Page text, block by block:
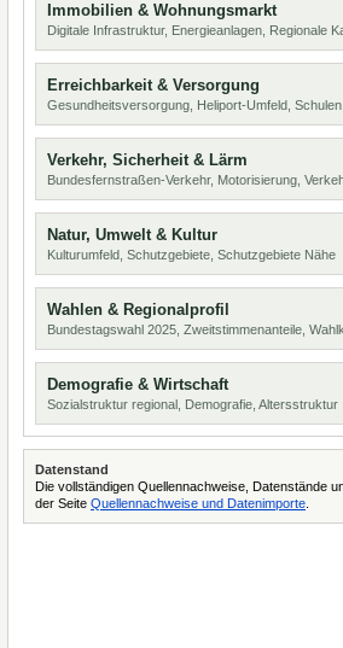
Immobilien & Wohnungsmarkt
Digitale Infrastruktur, Energieanlagen, Regionale
Erreichbarkeit & Versorgung
Gesundheitsversorgung, Heliport-Umfeld, Schulen
Verkehr, Sicherheit & Lärm
Bundesfernstraßen-Verkehr, Motorisierung,
Natur, Umwelt & Kultur
Kulturumfeld, Schutzgebiete, Schutzgebiete Nähe
Wahlen & Regionalprofil
Bundestagswahl 2025, Zweitstimmenanteile,
Demografie & Wirtschaft
Sozialstruktur regional, Demografie, Altersstruktur
Datenstand
Die vollständigen Quellennachweise, Datenstände
der Seite Quellennachweise und Datenimporte